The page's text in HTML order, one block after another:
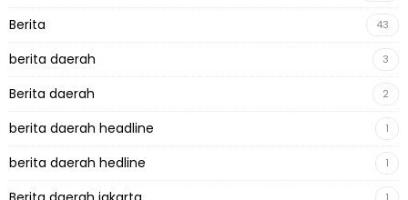
Berita 43
berita daerah 3
Berita daerah 2
berita daerah headline 1
berita daerah hedline 1
1